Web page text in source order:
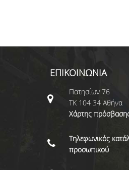
ΕΠΙΚΟΙΝΩΝΙΑ
Πατησίων 76
ΤΚ 104 34 Αθήνα
Χάρτης
Τηλεφωνικός
προσωπικού